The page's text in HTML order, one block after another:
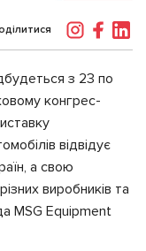
з 23 по
конгрес-
відвідує
а свою
виробників та
MSG Equipment